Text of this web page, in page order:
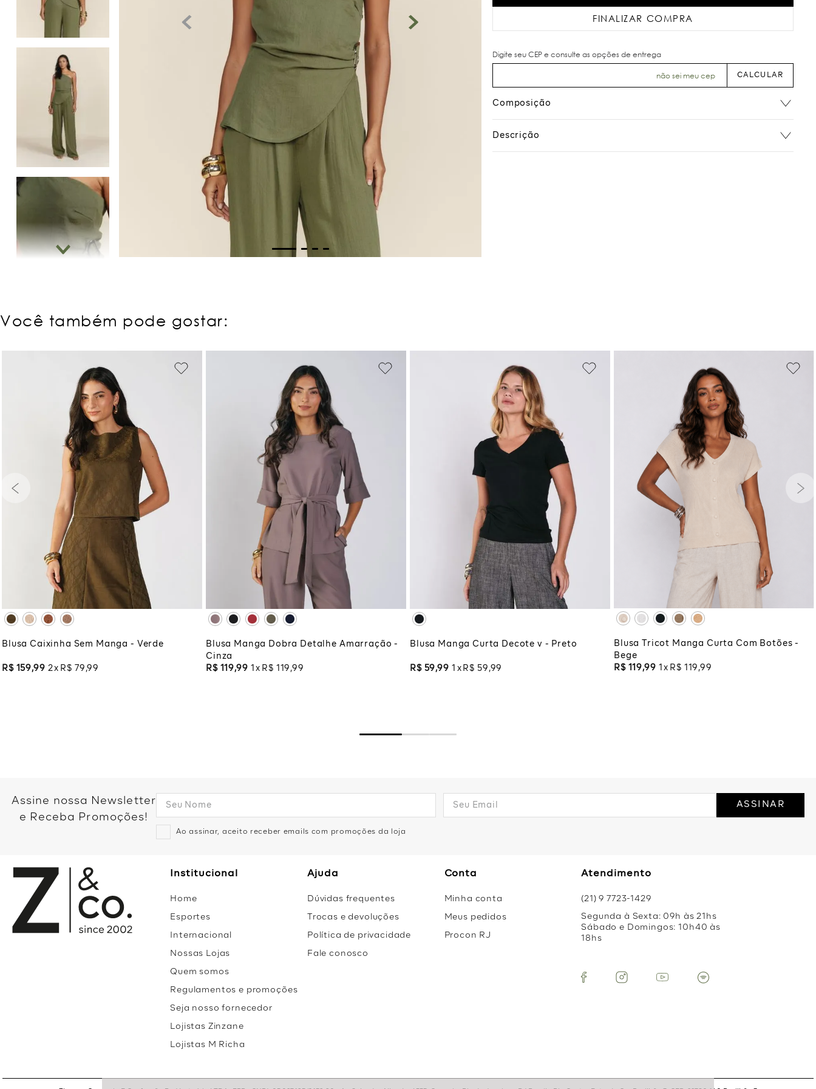
FINALIZAR COMPRA
não sei meu cep
Composição
Descrição
Você também pode gostar:
G
P
XGG
ADICIONAR À SACOLA
Blusa Caixinha Sem Manga - Verde
R$ 159,99 2 R$ 79 ,99
G
M
P
XGG
ADICIONAR À SACOLA
Blusa Manga Dobra Detalhe Amarração -
Cinza
R$ 119,99 1 R$ 119 ,99
G GG
M
XGG
ADICIONAR À SACOLA
Blusa Manga Curta Decote v - Preto
R$ 59,99 1 R$ 59 ,99
G
XGG
ADICIONAR À SACOLA
Blusa Tricot Manga Curta Com Botões -
Bege
R$ 119,99 1 R$ 119 ,99
Assine nossa Newsletter
e Receba Promoções!
Ao assinar, aceito receber emails com promoções da loja
ASSINAR
Institucional
Home
Esportes
Internacional
Nossas Lojas
Quem somos
Regulamentos e promoções
Seja nosso fornecedor
Lojistas Zinzane
Lojistas M Richa
Ajuda
Dúvidas frequentes
Trocas e devoluções
Política de privacidade
Fale conosco
Conta
Minha conta
Meus pedidos
Procon RJ
Atendimento
(21) 9 7723-1429
Segunda à Sexta: 09h às 21hs
Sábado e Domingos: 10h40 às
18hs